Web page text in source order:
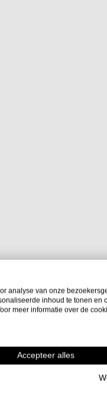
analyse van onze
inhoud te tonen en
meer informatie over de
Accepteer alles